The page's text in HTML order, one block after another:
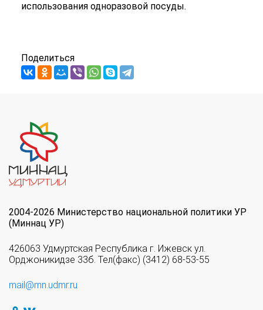
использования одноразовой посуды.
Поделиться
2004-2026 Министерство национальной политики УР
(Миннац УР)
426063 Удмуртская Республика г. Ижевск ул.
Орджоникидзе 33б. Тел(факс) (3412) 68-53-55
mail@mn.udmr.ru